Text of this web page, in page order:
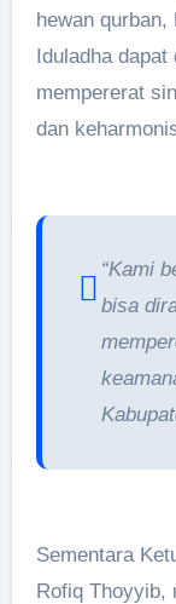
hewan
Iduladha
mempererat
dan
“Kami
bisa
Sementara
Rofiq Thoyyib,